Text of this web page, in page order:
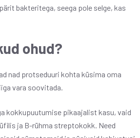
bakteritega, seega pole selge, kas
ohud?
nad protseduuri kohta küsima oma
vara soovitada.
kokkupuutumise pikaajalist kasu, vaid
ja B-rühma streptokokk. Need